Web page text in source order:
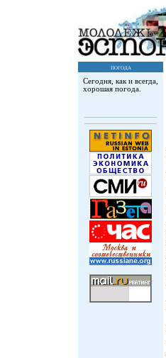
погода
Сегодня, как и всегда,
хорошая погода.